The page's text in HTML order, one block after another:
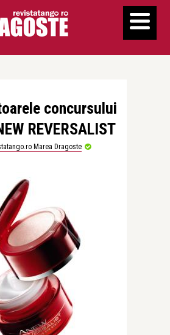
concursului
REVERSALIST
Marea Dragoste